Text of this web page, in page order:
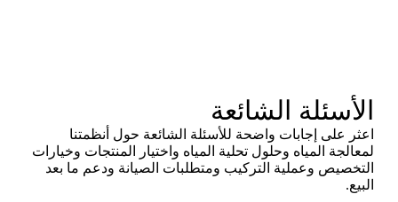
الأسئلة الشائعة
اعثر على إجابات واضحة للأسئلة الشائعة حول أنظمتنا
لمعالجة المياه وحلول تحلية المياه واختيار المنتجات وخيارات
التخصيص وعملية التركيب ومتطلبات الصيانة ودعم ما بعد
البيع.